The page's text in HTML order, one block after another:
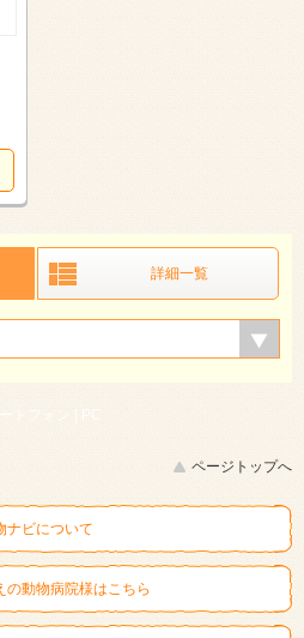
詳細一覧
トフォン | PC
ページトップへ
ナビについて
の動物病院様はこちら